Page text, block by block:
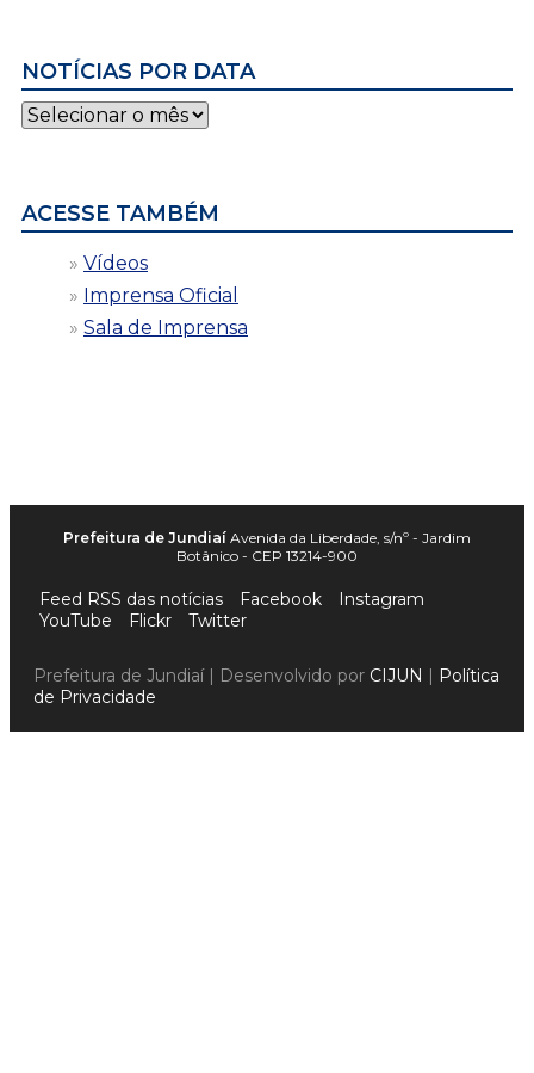
NOTÍCIAS POR DATA
Notícias
por
ACESSE TAMBÉM
Vídeos
Imprensa Oficial
Sala de Imprensa
Prefeitura de Jundiaí Avenida da Liberdade, s/nº - Jardim
Botânico - CEP 13214-900
Feed RSS das notícias Facebook
Instagram
YouTube
Flickr Twitter
Prefeitura de Jundiaí | Desenvolvido por CIJUN
Política
de Privacidade